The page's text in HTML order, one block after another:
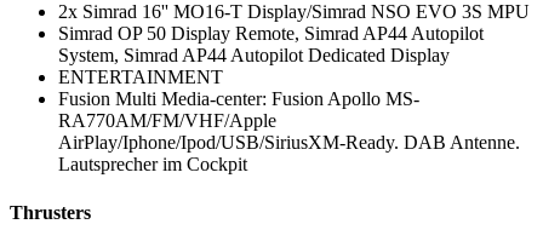
2x Simrad 16'' MO16-T Display/Simrad NSO EVO 3S MPU
Simrad OP 50 Display Remote, Simrad AP44 Autopilot
System, Simrad AP44 Autopilot Dedicated Display
ENTERTAINMENT
Fusion Multi Media-center: Fusion Apollo MS-
RA770AM/FM/VHF/Apple
AirPlay/Iphone/Ipod/USB/SiriusXM-Ready. DAB Antenne.
Lautsprecher im Cockpit
Thrusters